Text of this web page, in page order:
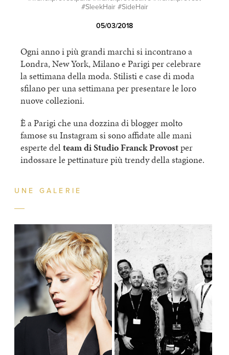
#SleekHair #SideHair
05/03/2018
Ogni anno i più grandi marchi si incontrano a
Londra, New York, Milano e Parigi per celebrare
la settimana della moda. Stilisti e case di moda
sfilano per una settimana per presentare le loro
nuove collezioni.
È a Parigi che una dozzina di blogger molto
famose su Instagram si sono affidate alle mani
esperte delteam di Studio Franck Provostper
indossare le pettinature più trendy della stagione.
UNE GALERIE